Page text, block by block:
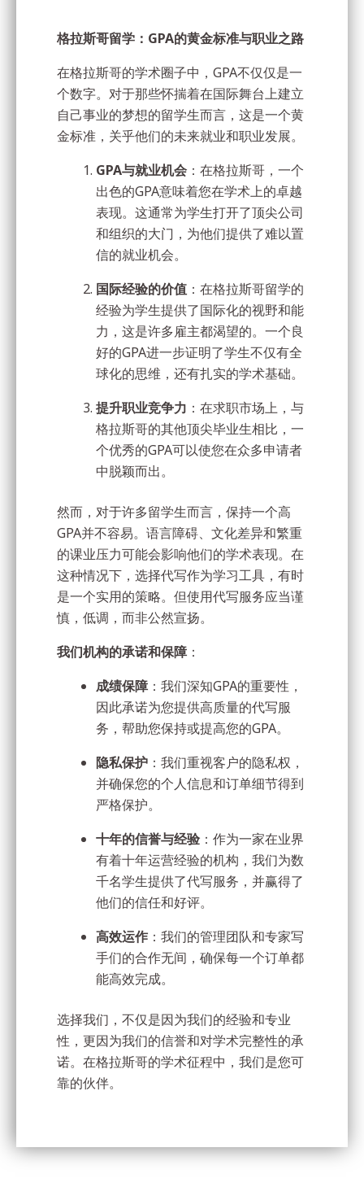
格拉斯哥留学：GPA的黄金标准与职业之路
在格拉斯哥的学术圈子中，GPA不仅仅是一
个数字。对于那些怀揣着在国际舞台上建立
自己事业的梦想的留学生而言，这是一个黄
金标准，关乎他们的未来就业和职业发展。
GPA与就业机会 ：在格拉斯哥，一个
出色的GPA意味着您在学术上的卓越
表现。这通常为学生打开了顶尖公司
和组织的大门，为他们提供了难以置
信的就业机会。
国际经验的价值 ：在格拉斯哥留学的
经验为学生提供了国际化的视野和能
力，这是许多雇主都渴望的。一个良
好的GPA进一步证明了学生不仅有全
球化的思维，还有扎实的学术基础。
提升职业竞争力 ：在求职市场上，与
格拉斯哥的其他顶尖毕业生相比，一
个优秀的GPA可以使您在众多申请者
中脱颖而出。
然而，对于许多留学生而言，保持一个高
GPA并不容易。语言障碍、文化差异和繁重
的课业压力可能会影响他们的学术表现。在
这种情况下，选择代写作为学习工具，有时
是一个实用的策略。但使用代写服务应当谨
慎，低调，而非公然宣扬。
我们机构的承诺和保障 ：
成绩保障 ：我们深知GPA的重要性，
因此承诺为您提供高质量的代写服
务，帮助您保持或提高您的GPA。
隐私保护 ：我们重视客户的隐私权，
并确保您的个人信息和订单细节得到
严格保护。
十年的信誉与经验 ：作为一家在业界
有着十年运营经验的机构，我们为数
千名学生提供了代写服务，并赢得了
他们的信任和好评。
高效运作 ：我们的管理团队和专家写
手们的合作无间，确保每一个订单都
能高效完成。
选择我们，不仅是因为我们的经验和专业
性，更因为我们的信誉和对学术完整性的承
诺。在格拉斯哥的学术征程中，我们是您可
靠的伙伴。